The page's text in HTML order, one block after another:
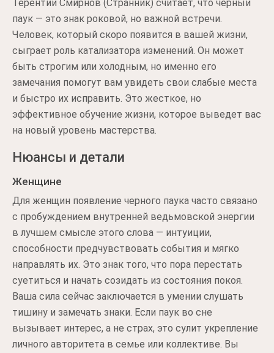
Терентий Смирнов (Странник) считает, что черный
паук — это знак роковой, но важной встречи.
Человек, который скоро появится в вашей жизни,
сыграет роль катализатора изменений. Он может
быть строгим или холодным, но именно его
замечания помогут вам увидеть свои слабые места
и быстро их исправить. Это жесткое, но
эффективное обучение жизни, которое выведет вас
на новый уровень мастерства.
Нюансы и детали
Женщине
Для женщин появление черного паука часто связано
с пробуждением внутренней ведьмовской энергии
в лучшем смысле этого слова — интуиции,
способности предчувствовать события и мягко
направлять их. Это знак того, что пора перестать
суетиться и начать созидать из состояния покоя.
Ваша сила сейчас заключается в умении слушать
тишину и замечать знаки. Если паук во сне
вызывает интерес, а не страх, это сулит укрепление
личного авторитета в семье или коллективе. Вы